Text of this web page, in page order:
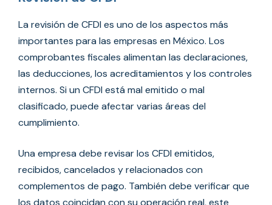
La revisión de CFDI es uno de los aspectos más
importantes para las empresas en México. Los
comprobantes fiscales alimentan las declaraciones,
las deducciones, los acreditamientos y los controles
internos. Si un CFDI está mal emitido o mal
clasificado, puede afectar varias áreas del
cumplimiento.
Una empresa debe revisar los CFDI emitidos,
recibidos, cancelados y relacionados con
complementos de pago. También debe verificar que